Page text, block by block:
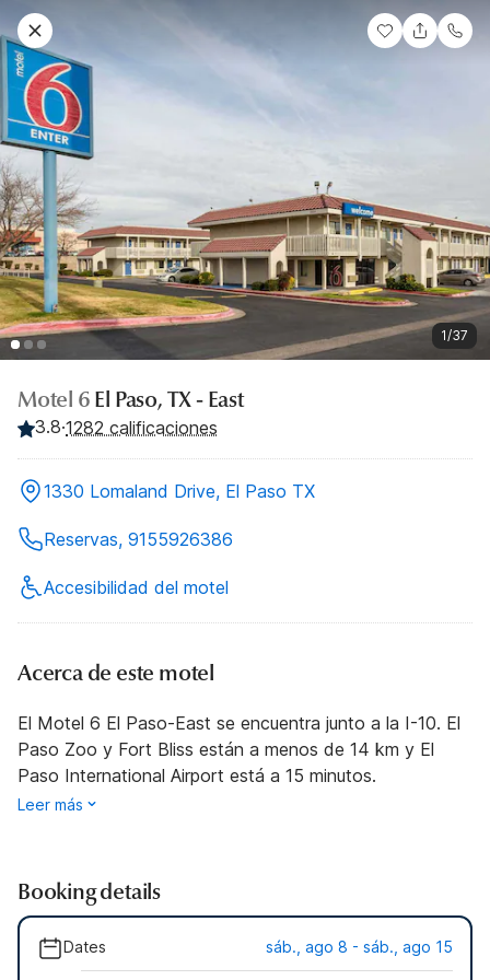
1/37
Motel 6 El Paso, TX - East
3.8·1282 calificaciones
1330 Lomaland Drive, El Paso TX
Reservas, 9155926386
Accesibilidad del motel
Acerca de este motel
El Motel 6 El Paso-East se encuentra junto a la I-10. El
Paso Zoo y Fort Bliss están a menos de 14 km y El
Paso International Airport está a 15 minutos.
Leer más
Booking details
Dates sáb., ago 8 - sáb., ago 15